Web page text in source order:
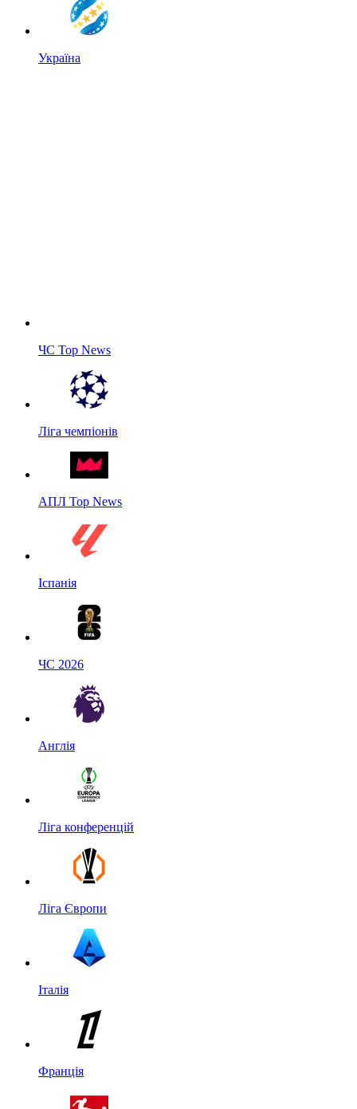
Україна
ЧС Top News
Ліга чемпіонів
АПЛ Top News
Іспанія
ЧС 2026
Англія
Ліга конференцій
Ліга Європи
Італія
Франція